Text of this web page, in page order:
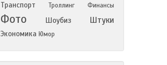
Транспорт Троллинг Финансы
Фото Шоубиз Штуки
Экономика Юмор